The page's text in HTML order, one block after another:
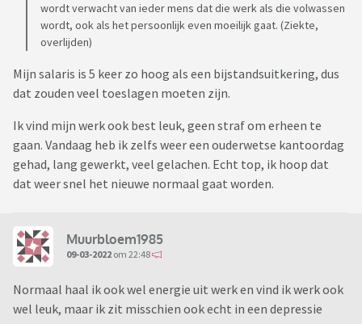
wordt verwacht van ieder mens dat die werk als die volwassen
wordt, ook als het persoonlijk even moeilijk gaat. (Ziekte,
overlijden)
Mijn salaris is 5 keer zo hoog als een bijstandsuitkering, dus
dat zouden veel toeslagen moeten zijn.
Ik vind mijn werk ook best leuk, geen straf om erheen te
gaan. Vandaag heb ik zelfs weer een ouderwetse kantoordag
gehad, lang gewerkt, veel gelachen. Echt top, ik hoop dat
dat weer snel het nieuwe normaal gaat worden.
Muurbloem1985
09-03-2022 om 22:48
Normaal haal ik ook wel energie uit werk en vind ik werk ook
wel leuk, maar ik zit misschien ook echt in een depressie